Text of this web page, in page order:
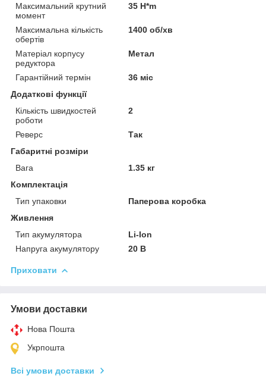
Максимальний крутний
момент
35 H*m
Максимальна кількість
обертів
1400 об/хв
Матеріал корпусу
редуктора
Метал
Гарантійний термін
36 міс
Додаткові функції
Кількість швидкостей
роботи
2
Реверс
Так
Габаритні розміри
Вага
1.35 кг
Комплектація
Тип упаковки
Паперова коробка
Живлення
Тип акумулятора
Li-Ion
Напруга акумулятору
20 В
Приховати
Умови доставки
Нова Пошта
Укрпошта
Всі умови доставки